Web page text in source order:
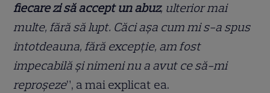
fiecare zi să accept un abuz, ulterior mai
multe, fără să lupt. Căci așa cum mi s-a spus
întotdeauna, fără excepție, am fost
impecabilă și nimeni nu a avut ce să-mi
reproșeze”, a mai explicat ea.